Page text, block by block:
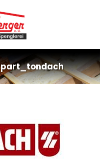
part_tondach